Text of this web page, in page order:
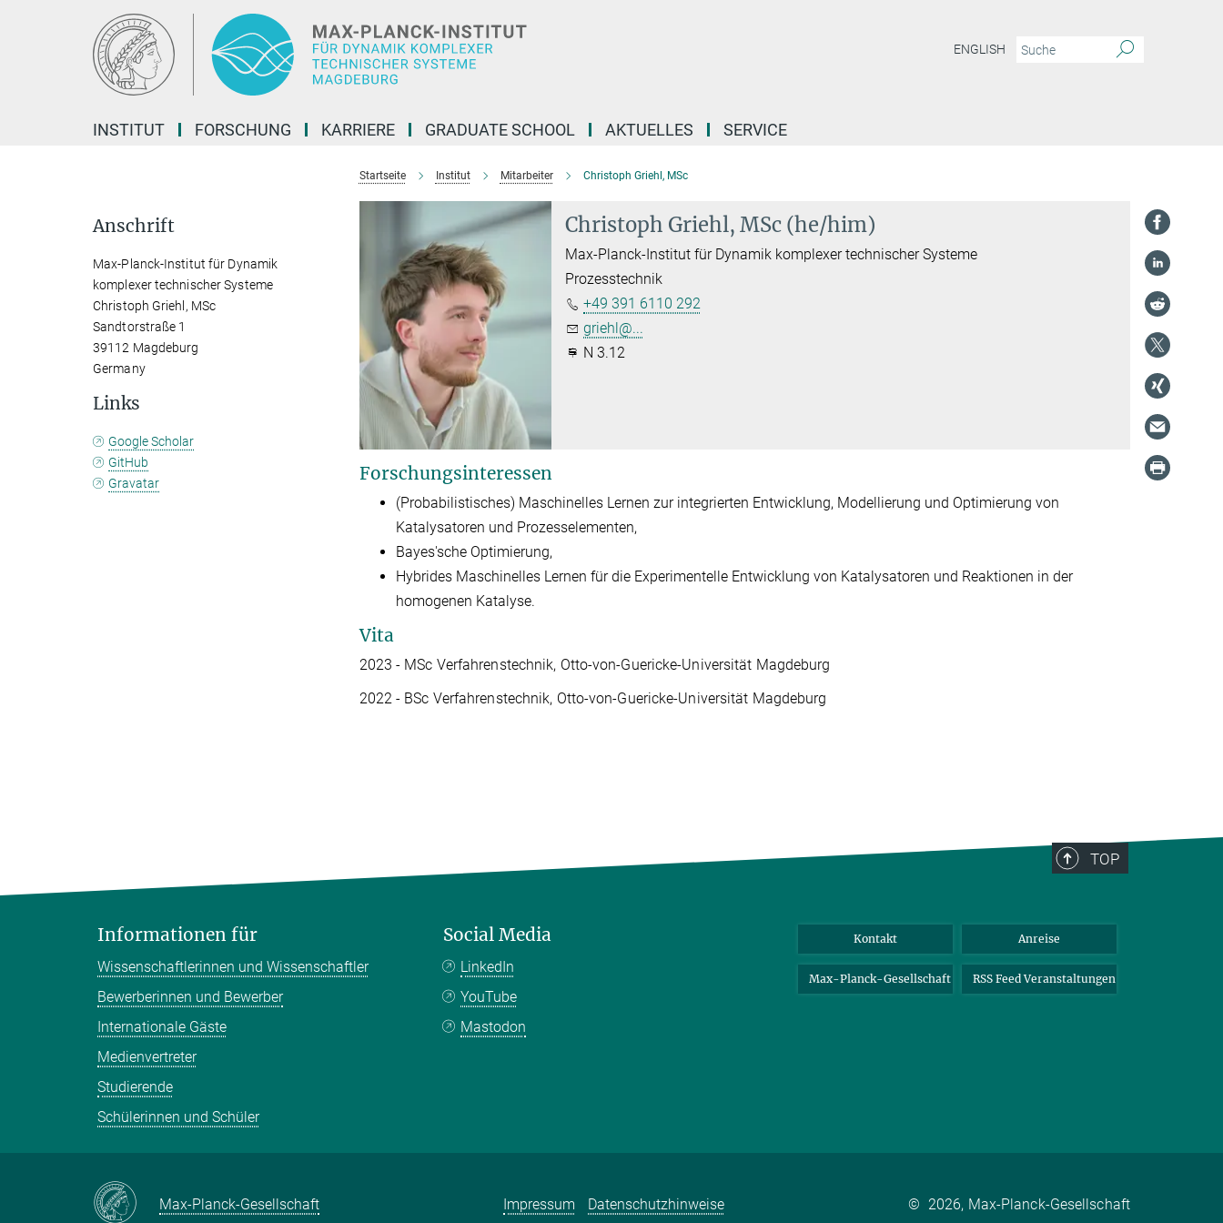
ENGLISH
INSTITUT FORSCHUNG KARRIERE GRADUATE SCHOOL AKTUELLES SERVICE
Startseite Institut Mitarbeiter Christoph Griehl, MSc
Christoph Griehl, MSc (he/him)
Max-Planck-Institut für Dynamik komplexer technischer Systeme
Prozesstechnik
+49 391 6110 292
griehl@...
N 3.12
Forschungsinteressen
(Probabilistisches) Maschinelles Lernen zur integrierten Entwicklung, Modellierung und Optimierung von
Katalysatoren und Prozesselementen,
Bayes'sche Optimierung,
Hybrides Maschinelles Lernen für die Experimentelle Entwicklung von Katalysatoren und Reaktionen in der
homogenen Katalyse.
Vita
2023 - MSc Verfahrenstechnik, Otto-von-Guericke-Universität Magdeburg
2022 - BSc Verfahrenstechnik, Otto-von-Guericke-Universität Magdeburg
Anschrift
Max-Planck-Institut für Dynamik
komplexer technischer Systeme
Christoph Griehl, MSc
Sandtorstraße 1
39112 Magdeburg
Germany
Links
Google Scholar
GitHub
Gravatar
TOP
Informationen für
Wissenschaftlerinnen und Wissenschaftler
Bewerberinnen und Bewerber
Internationale Gäste
Medienvertreter
Studierende
Schülerinnen und Schüler
Social Media
LinkedIn
YouTube
Mastodon
Kontakt Anreise
Max-Planck-Gesellschaft RSS Feed Veranstaltungen
Max-Planck-Gesellschaft Impressum Datenschutzhinweise © 2026, Max-Planck-Gesellschaft